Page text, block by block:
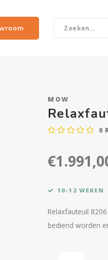
MOW
0
10-12 WEKEN
Relaxfauteuil
bediend worden